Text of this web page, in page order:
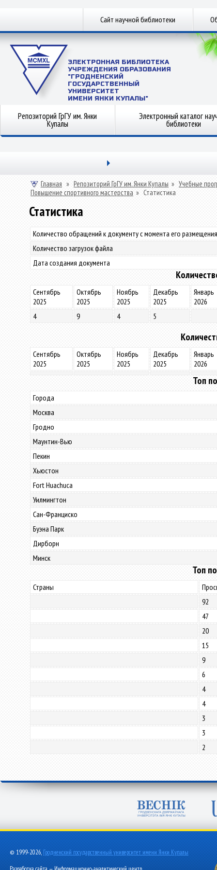
Сайт научной библиотеки
ЭЛЕКТРОННАЯ БИБЛИОТЕКА
УЧРЕЖДЕНИЯ ОБРАЗОВАНИЯ
"ГРОДНЕНСКИЙ
ГОСУДАРСТВЕННЫЙ
УНИВЕРСИТЕТ
ИМЕНИ ЯНКИ КУПАЛЫ"
Репозиторий ГрГУ им. Янки
Купалы
Электронный каталог
библиотеки
Главная » Репозиторий ГрГУ им. Янки Купалы » Учебные
Повышение спортивного мастерства » Статистика
Статистика
Количество обращений к документу с момента его
Количество загрузок файла
Дата создания документа
Сентябрь
2025
Октябрь
2025
Ноябрь
2025
Декабрь
2025
Январь
2026
4
9 4 5
Сентябрь
2025
Октябрь
2025
Ноябрь
2025
Декабрь
2025
Январь
2026
Топ
Города
Москва
Гродно
Маунтин-Вью
Пекин
Хьюстон
Fort Huachuca
Уилмингтон
Сан-Франциско
Буэна Парк
Дирборн
Минск
Топ
Страны
92
47
20
15
9
6
4
4
3
3
2
© 1999-2026, Гродненский государственный университет имени Янки Купалы